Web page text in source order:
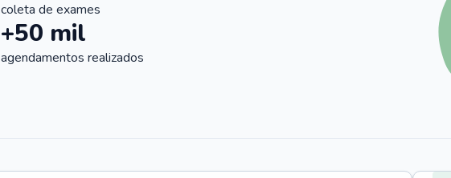
coleta de exames
+50 mil
agendamentos realizados